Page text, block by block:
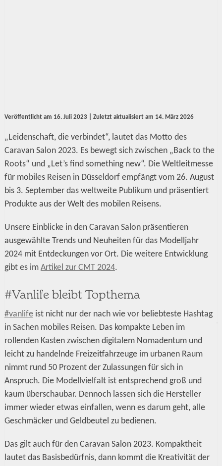
Veröffentlicht am 16. Juli 2023| Zuletzt aktualisiert am 14. März 2026
„Leidenschaft, die verbindet“, lautet das Motto des
Caravan Salon 2023. Es bewegt sich zwischen „Back to the
Roots“ und „Let’s find something new“. Die Weltleitmesse
für mobiles Reisen in Düsseldorf empfängt vom 26. August
bis 3. September das weltweite Publikum und präsentiert
Produkte aus der Welt des mobilen Reisens.
Unsere Einblicke in den Caravan Salon präsentieren
ausgewählte Trends und Neuheiten für das Modelljahr
2024 mit Entdeckungen vor Ort. Die weitere Entwicklung
gibt es im Artikel zur CMT 2024.
#Vanlife bleibt Topthema
#vanlifeist nicht nur der nach wie vor beliebteste Hashtag
in Sachen mobiles Reisen. Das kompakte Leben im
rollenden Kasten zwischen digitalem Nomadentum und
leicht zu handelnde Freizeitfahrzeuge im urbanen Raum
nimmt rund 50 Prozent der Zulassungen für sich in
Anspruch. Die Modellvielfalt ist entsprechend groß und
kaum überschaubar. Dennoch lassen sich die Hersteller
immer wieder etwas einfallen, wenn es darum geht, alle
Geschmäcker und Geldbeutel zu bedienen.
Das gilt auch für den Caravan Salon 2023. Kompaktheit
lautet das Basisbedürfnis, dann kommt die Kreativität der